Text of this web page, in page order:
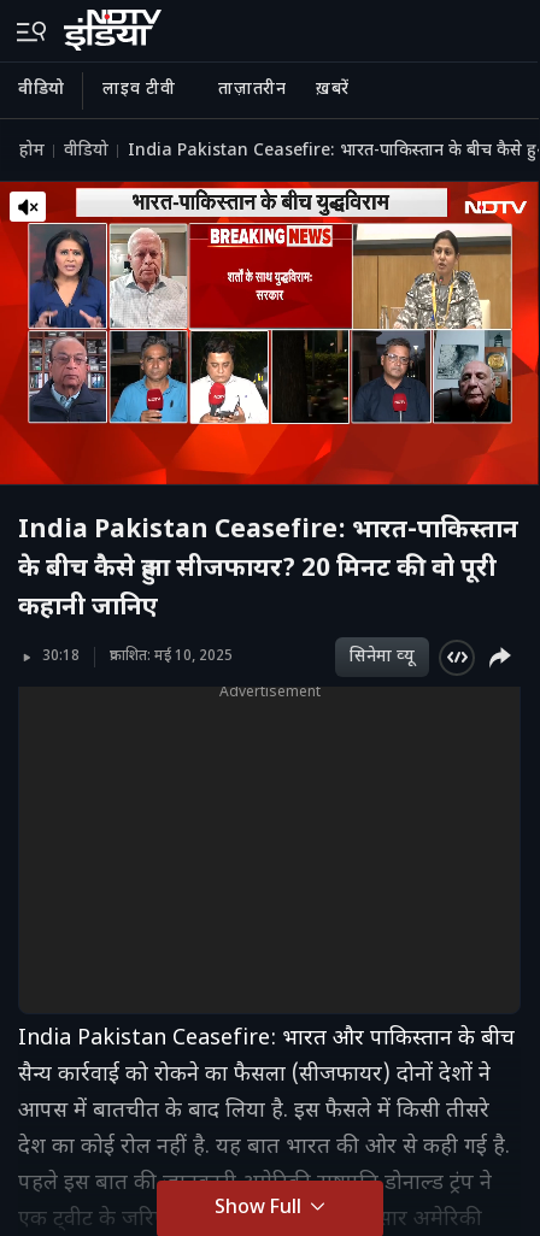
वीडियो लाइव टीवी ताज़ातरीन ख़बरें
होम वीडियो India Pakistan Ceasefire: भारत-पाकिस्तान के बीच कैसे
India Pakistan Ceasefire: भारत-पाकिस्तान
के बीच कैसे हुआ सीजफायर? 20 मिनट की वो पूरी
कहानी जानिए
30:18 प्रकाशित: मई 10, 2025 सिनेमा व्‍यू
Advertisement
India Pakistan Ceasefire: भारत और पाकिस्तान के बीच
सैन्य कार्रवाई को रोकने का फैसला (सीजफायर) दोनों देशों ने
आपस में बातचीत के बाद लिया है. इस फैसले में किसी तीसरे
देश का कोई रोल नहीं है. यह बात भारत की ओर से कही गई है.
पहले इस बात की जानकारी अमेरिकी राष्ट्रपति डोनाल्ड ट्रंप ने
एक ट्वीट के जरिए दी थी. ट्रंप के पोस्ट के अनुसार अमेरिकी
Show Full